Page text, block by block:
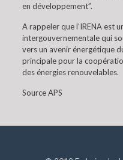
en développement”.
A rappeler que l’IRENA est
intergouvernementale qui
vers un avenir énergétique
principale pour la
des énergies renouvelables.
Source APS